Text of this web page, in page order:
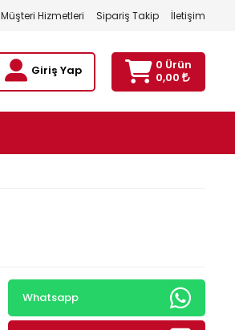
Müşteri Hizmetleri Sipariş Takip İletişim
Giriş Yap
0 Ürün
0,00
Whatsapp